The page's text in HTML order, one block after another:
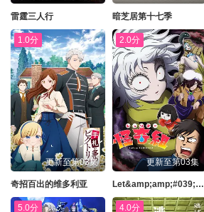
雷霆三人行 暗芝居第十七季
1.0分
更新至第03集
奇招百出的维多利亚
2.0分
更新至第03集
Let&amp;amp;#039;s Go怪奇组
5.0分 4.0分